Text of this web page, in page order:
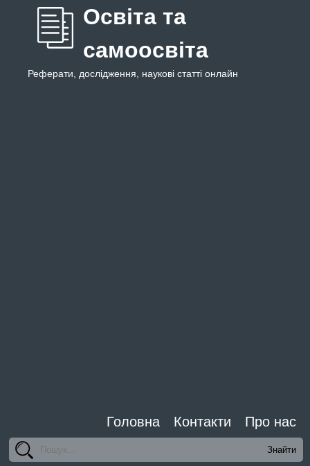
Освіта та
самоосвіта
Реферати, дослідження, наукові статті онлайн
Головна Контакти Про нас